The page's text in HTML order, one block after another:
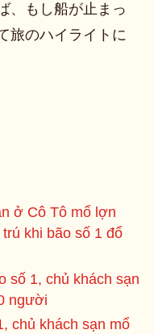
、もし船が止まっ
旅のハイライトに
ở Cô Tô mổ lợn
khi bão số 1 đổ
số 1, chủ khách sạn
người
chủ khách sạn mổ